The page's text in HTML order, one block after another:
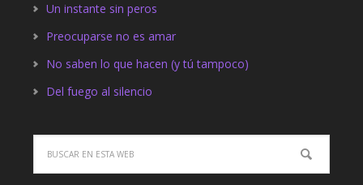
Un instante sin peros
Preocuparse no es amar
No saben lo que hacen (y tú tampoco)
Del fuego al silencio